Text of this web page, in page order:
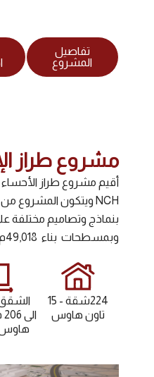
تفاصيل
المشروع
مشروع طراز
أقيم مشروع طراز الأحساء
وبمسطحات بناء 49,018م²
224شقة - 15
تاون هاوس
هاوس 250